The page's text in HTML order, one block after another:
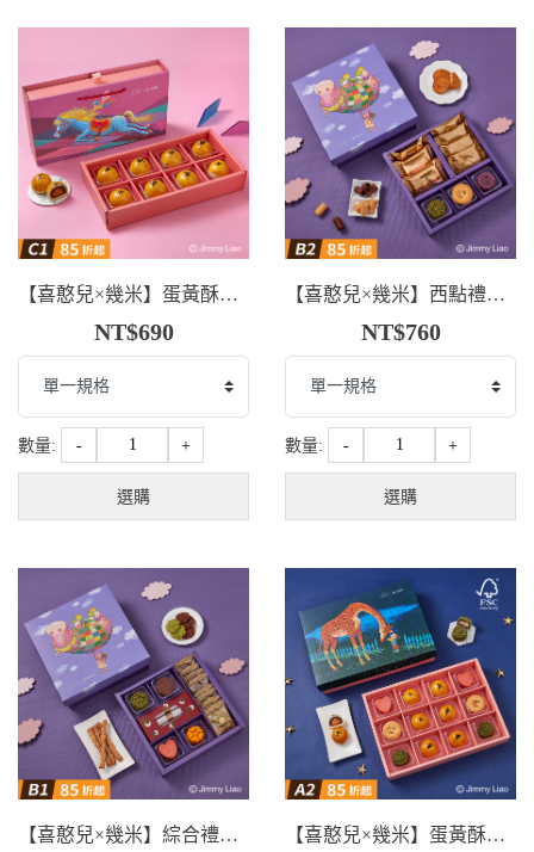
【喜憨兒×幾米】蛋黃酥禮盒．剛好出發(C1)
NT$690
數量: - +
選購
【喜憨兒×幾米】西點禮盒．剛好有你(B2)
NT$760
數量: - +
選購
【喜憨兒×幾米】綜合禮盒．剛好有你(B1) 【喜憨兒×幾米】蛋黃酥禮盒．剛好想你(A2)